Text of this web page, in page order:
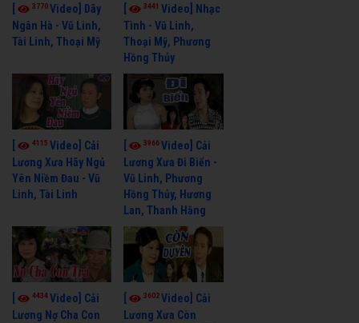
3770Video] Dãy
Ngân Hà - Vũ Linh,
Tài Linh, Thoại Mỹ
3441Video] Nhạc
Tình - Vũ Linh,
Thoại Mỹ, Phương
Hồng Thủy
4115 Video] Cải
Lương Xưa Hãy Ngủ
Yên Niềm Đau - Vũ
Linh, Tài Linh
3966Video] Cải
Lương Xưa Đi Biển -
Vũ Linh, Phương
Hồng Thủy, Hương
Lan, Thanh Hằng
4434Video] Cải
Lương Nợ Cha Con
3602Video] Cải
Lương Xưa Còn